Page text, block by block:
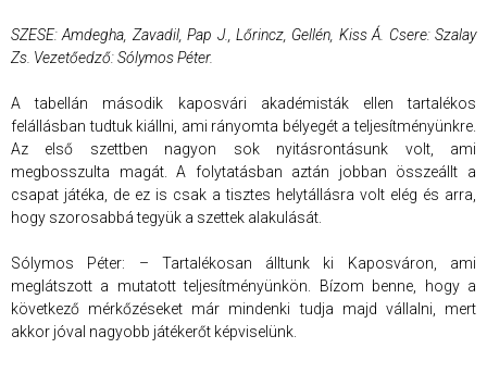
SZESE: Amdegha, Zavadil, Pap J., Lőrincz, Gellén, Kiss Á. Csere: Szalay
Zs. Vezetőedző: Sólymos Péter.
A tabellán második kaposvári akadémisták ellen tartalékos
felállásban tudtuk kiállni, ami rányomta bélyegét a teljesítményünkre.
Az első szettben nagyon sok nyitásrontásunk volt, ami
megbosszulta magát. A folytatásban aztán jobban összeállt a
csapat játéka, de ez is csak a tisztes helytállásra volt elég és arra,
hogy szorosabbá tegyük a szettek alakulását.
Sólymos Péter: – Tartalékosan álltunk ki Kaposváron, ami
meglátszott a mutatott teljesítményünkön. Bízom benne, hogy a
következő mérkőzéseket már mindenki tudja majd vállalni, mert
akkor jóval nagyobb játékerőt képviselünk.